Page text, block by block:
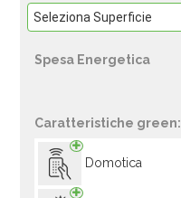
Spesa Energetica
Caratteristiche green:
Domotica